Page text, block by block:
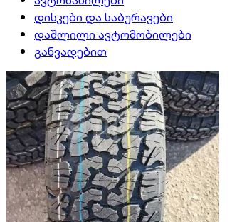
დისკები და საბურავები
დაშლილი ავტომობილები
განვადებით